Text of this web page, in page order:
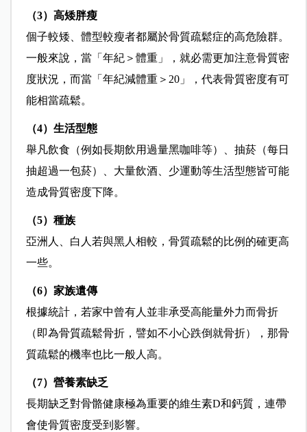
（3）高矮胖瘦
個子較矮、體型較瘦者都屬於骨質疏鬆症的高危險群。
一般來說，當「年紀＞體重」，就必需更加注意骨質密
度狀況，而當「年紀減體重＞20」，代表骨質密度有可
能相當疏鬆。
（4）生活型態
舉凡飲食（例如長期飲用過量黑咖啡等）、抽菸（每日
抽超過一包菸）、大量飲酒、少運動等生活型態皆可能
造成骨質密度下降。
（5）種族
亞洲人、白人若與黑人相較，骨質疏鬆的比例的確更高
一些。
（6）家族遺傳
根據統計，若家中曾有人並非承受高能量外力而骨折
（即為骨質疏鬆骨折，譬如不小心跌倒就骨折），那骨
質疏鬆的機率也比一般人高。
（7）營養素缺乏
長期缺乏對骨骼健康極為重要的維生素D和鈣質，連帶
會使骨質密度受到影響。